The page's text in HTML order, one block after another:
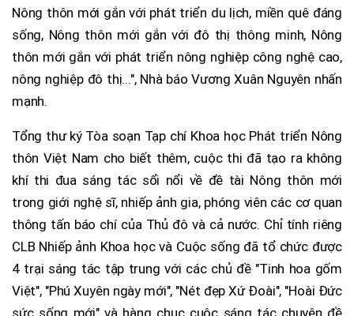
Nông thôn mới gắn với phát triển du lịch, miền quê đáng
sống, Nông thôn mới gắn với đô thị thông minh, Nông
thôn mới gắn với phát triển nông nghiệp công nghệ cao,
nông nghiệp đô thị...", Nhà báo Vương Xuân Nguyên nhấn
mạnh.
Tổng thư ký Tòa soạn Tạp chí Khoa học Phát triển Nông
thôn Việt Nam cho biết thêm, cuộc thi đã tạo ra không
khí thi đua sáng tác sổi nổi về đề tài Nông thôn mới
trong giới nghệ sĩ, nhiếp ảnh gia, phóng viên các cơ quan
thông tấn báo chí của Thủ đô và cả nước. Chỉ tính riêng
CLB Nhiếp ảnh Khoa học và Cuộc sống đã tổ chức được
4 trại sáng tác tập trung với các chủ đề "Tinh hoa gốm
Việt", "Phú Xuyên ngày mới", "Nét đẹp Xứ Đoài", "Hoài Đức